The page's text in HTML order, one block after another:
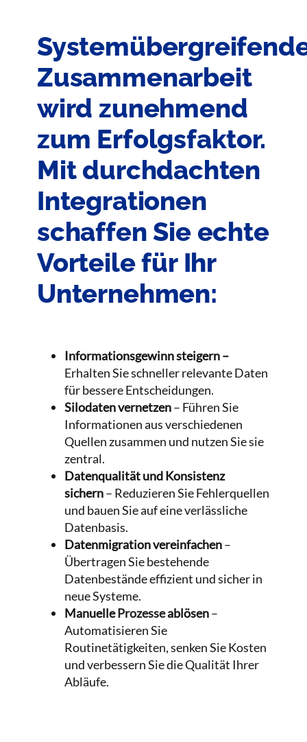
Zusammenarbeit
wird zunehmend
zum Erfolgsfaktor.
Mit durchdachten
Integrationen
schaffen Sie echte
Vorteile für Ihr
Unternehmen:
Informationsgewinn steigern –
Erhalten Sie schneller relevante Daten
für bessere Entscheidungen.
Silodaten vernetzen– Führen Sie
Informationen aus verschiedenen
Quellen zusammen und nutzen Sie sie
zentral.
Datenqualität und Konsistenz
sichern– Reduzieren Sie Fehlerquellen
und bauen Sie auf eine verlässliche
Datenbasis.
Datenmigration vereinfachen–
Übertragen Sie bestehende
Datenbestände effizient und sicher in
neue Systeme.
ManuelleProzesseablösen–
Automatisieren Sie
Routinetätigkeiten, senken Sie Kosten
und verbessern Sie die Qualität Ihrer
Abläufe.